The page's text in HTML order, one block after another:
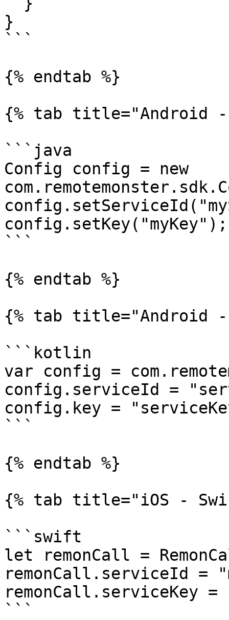
}
```
{% endtab %}
{% tab title="Android -
```java
Config config = new
config.setKey("myKey");
```
{% endtab %}
{% tab title="Android
```kotlin
var config =
config.serviceId =
config.key =
```
{% endtab %}
{% tab title="iOS -
```swift
let remonCall =
remonCall.serviceId =
remonCall.serviceKey =
```